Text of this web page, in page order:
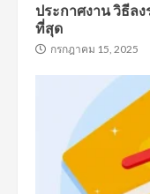
ประกาศงาน วิธีลง
ที่สุด
กรกฎาคม 15, 2025